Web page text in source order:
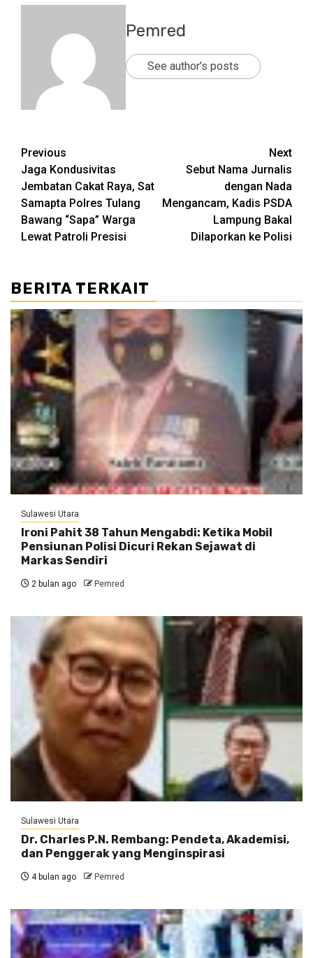
Pemred
See author's posts
Post
navigation
Previous
Jaga Kondusivitas
Jembatan Cakat Raya, Sat
Samapta Polres Tulang
Bawang “Sapa” Warga
Lewat Patroli Presisi
Next
Sebut Nama Jurnalis
dengan Nada
Mengancam, Kadis PSDA
Lampung Bakal
Dilaporkan ke Polisi
BERITA TERKAIT
Sulawesi Utara
Ironi Pahit 38 Tahun Mengabdi: Ketika Mobil
Pensiunan Polisi Dicuri Rekan Sejawat di
Markas Sendiri
2 bulan ago Pemred
Sulawesi Utara
Dr. Charles P.N. Rembang: Pendeta, Akademisi,
dan Penggerak yang Menginspirasi
4 bulan ago Pemred